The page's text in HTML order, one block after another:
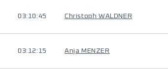
03:10:45 Christoph WALDNER
03:12:15 Anja MENZER